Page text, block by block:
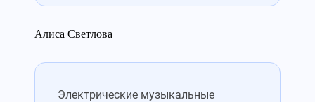
Алиса Светлова
Электрические музыкальные